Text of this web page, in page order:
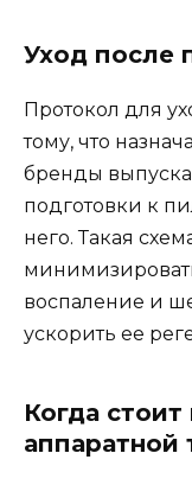
Уход после
Протокол для
тому, что
бренды
подготовки к
него. Такая
воспаление и
ускорить ее
Когда стоит
аппаратной